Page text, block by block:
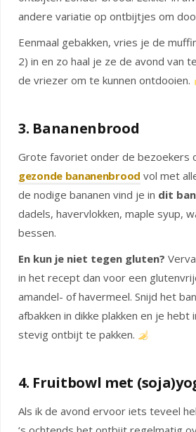
andere variatie op ontbijtjes om
Eenmaal gebakken, vries je de
2) in en zo haal je ze de avond van
de vriezer om te kunnen ontdooien.
3. Bananenbrood
Grote favoriet onder de bezoekers
gezonde bananenbrood vol met
de nodige bananen vind je in dit
dadels, havervlokken, maple syup,
bessen.
En kun je niet tegen gluten?
in het recept dan voor een
amandel- of havermeel. Snijd het
afbakken in dikke plakken en je hebt
stevig ontbijt te pakken.
4. Fruitbowl met
Als ik de avond ervoor iets teveel